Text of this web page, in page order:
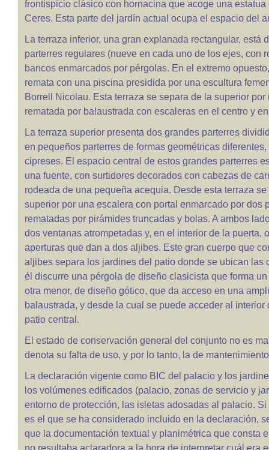
frontispicio clásico con hornacina que acoge una estatua
Ceres. Esta parte del jardín actual ocupa el espacio del
La terraza inferior, una gran explanada rectangular, está
parterres regulares (nueve en cada uno de los ejes, con
bancos enmarcados por pérgolas. En el extremo
remata con una piscina presidida por una escultura
Borrell Nicolau. Esta terraza se separa de la superior por
rematada por balaustrada con escaleras en el centro y
La terraza superior presenta dos grandes parterres
en pequeños parterres de formas geométricas diferentes,
cipreses. El espacio central de estos grandes parterres
una fuente, con surtidores decorados con cabezas de
rodeada de una pequeña acequia. Desde esta terraza
superior por una escalera con portal enmarcado por dos
rematadas por pirámides truncadas y bolas. A ambos
dos ventanas atrompetadas y, en el interior de la puerta,
aperturas que dan a dos aljibes. Este gran cuerpo que
aljibes separa los jardines del patio donde se ubican las
él discurre una pérgola de diseño clasicista que forma
otra menor, de diseño gótico, que da acceso en una
balaustrada, y desde la cual se puede acceder al interior
patio central.
El estado de conservación general del conjunto no es
denota su falta de uso, y por lo tanto, la de
La declaración vigente como BIC del palacio y los
los volúmenes edificados (palacio, zonas de servicio y
entorno de protección, las isletas adosadas al palacio.
es el que se ha considerado incluido en la declaración,
que la documentación textual y planimétrica que consta
no resultaba aclaradora a la hora de interpretar cuál era